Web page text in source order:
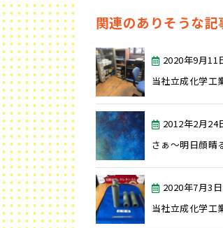
関連のありそうな記
2020年9月11
当社立成化学
2012年2月24
さぁ〜明日顔晴
2020年7月3日
当社立成化学工